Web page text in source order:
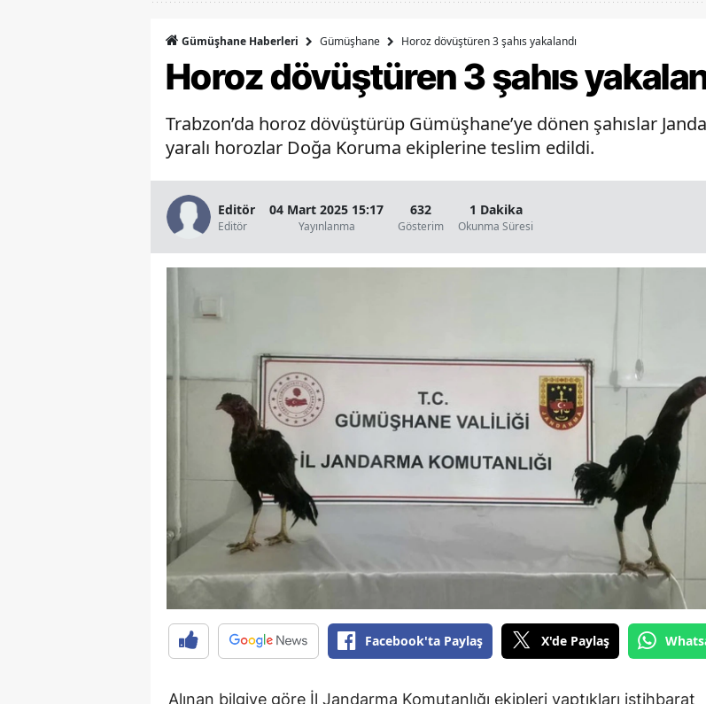
Bitlis
Bolu
Çankırı
Diyarbakır
Edirne
Erzincan
Erzurum
Eskişehir
Gaziantep
Giresun
Gümüşhane Haberleri Gümüşhane Horoz dövüştüren 3 şahıs yakalandı
Horoz dövüştüren 3 şahıs
Trabzon’da horoz dövüştürüp Gümüşhane’ye dönen şahıslar
yaralı horozlar Doğa Koruma ekiplerine teslim edildi.
Editör
Editör
04 Mart 2025 15:17
Yayınlanma
632
Gösterim
1 Dakika
Okunma Süresi
Facebook'ta Paylaş X'de Paylaş
Alınan bilgiye göre İl Jandarma Komutanlığı ekipleri yaptıkları istihbarat